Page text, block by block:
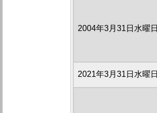
2004年3月31日水曜日
2021年3月31日水曜日